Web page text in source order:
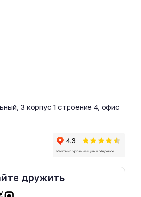
3 корпус 1 строение 4, офис
дружить